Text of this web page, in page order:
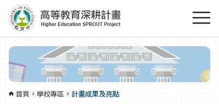
跳到主要內容區塊
首頁 學校專區 計畫成果及亮點